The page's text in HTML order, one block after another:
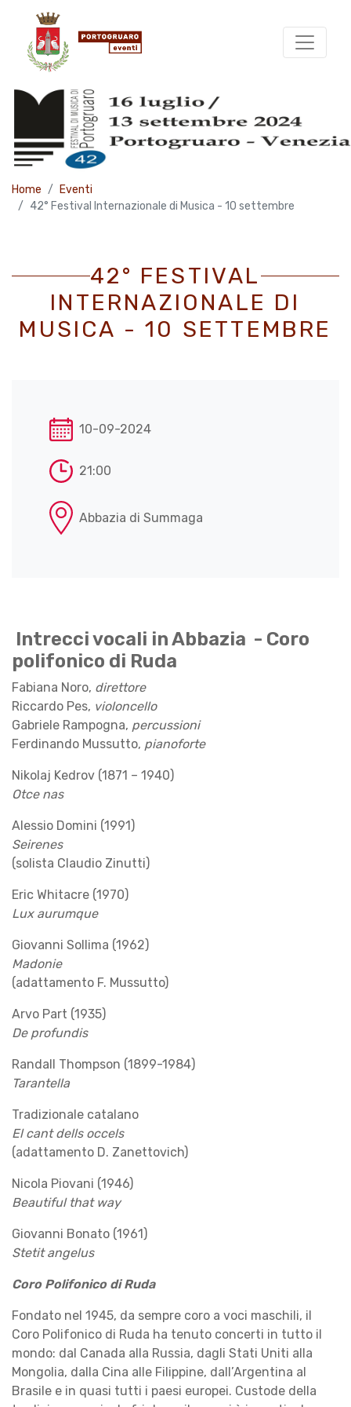
Home
Eventi
42° Festival Internazionale di Musica - 10 settembre
42° FESTIVAL
INTERNAZIONALE DI
MUSICA - 10 SETTEMBRE
10-09-2024
21:00
Abbazia di Summaga
Intrecci vocali in Abbazia - Coro
polifonico di Ruda
Fabiana Noro, direttore
Riccardo Pes, violoncello
Gabriele Rampogna, percussioni
Ferdinando Mussutto, pianoforte
Nikolaj Kedrov (1871 – 1940)
Otce nas
Alessio Domini (1991)
Seirenes
(solista Claudio Zinutti)
Eric Whitacre (1970)
Lux aurumque
Giovanni Sollima (1962)
Madonie
(adattamento F. Mussutto)
Arvo Part (1935)
De profundis
Randall Thompson (1899-1984)
Tarantella
Tradizionale catalano
El cant dells occels
(adattamento D. Zanettovich)
Nicola Piovani (1946)
Beautiful that way
Giovanni Bonato (1961)
Stetit angelus
Coro Polifonico di Ruda
Fondato nel 1945, da sempre coro a voci maschili, il
Coro Polifonico di Ruda ha tenuto concerti in tutto il
mondo: dal Canada alla Russia, dagli Stati Uniti alla
Mongolia, dalla Cina alle Filippine, dall’Argentina al
Brasile e in quasi tutti i paesi europei. Custode della